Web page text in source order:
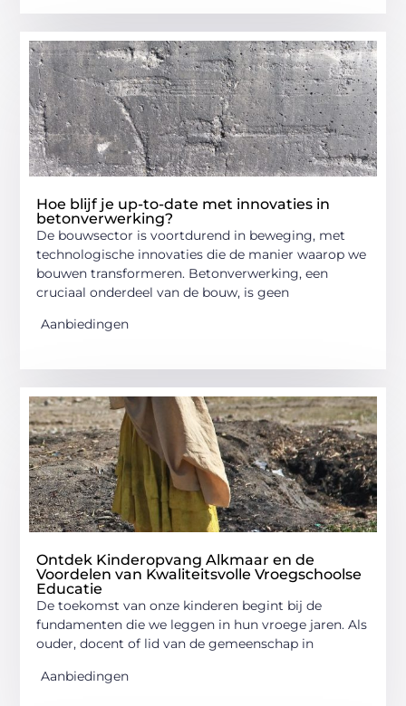
Hoe blijf je up-to-date met innovaties in
betonverwerking?
De bouwsector is voortdurend in beweging, met
technologische innovaties die de manier waarop we
bouwen transformeren. Betonverwerking, een
cruciaal onderdeel van de bouw, is geen
Aanbiedingen
Ontdek Kinderopvang Alkmaar en de
Voordelen van Kwaliteitsvolle Vroegschoolse
Educatie
De toekomst van onze kinderen begint bij de
fundamenten die we leggen in hun vroege jaren. Als
ouder, docent of lid van de gemeenschap in
Aanbiedingen